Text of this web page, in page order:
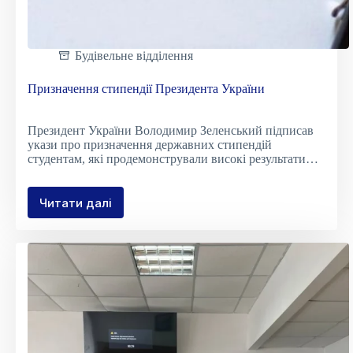
Будівельне відділення
Призначення стипендії Президента України
Президент України Володимир Зеленський підписав
укази про призначення державних стипендій
студентам, які продемонстрували високі результати…
Читати даліПризначення
Президента